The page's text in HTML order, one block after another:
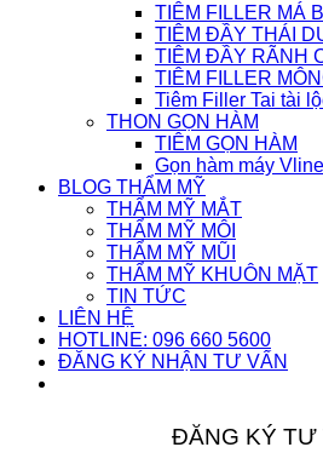
TIÊM FILLER MÁ
TIÊM ĐẦY THÁI
TIÊM ĐẦY RÃNH
TIÊM FILLER
Tiêm Filler Tai tài
THON GỌN HÀM
TIÊM GỌN HÀM
Gọn hàm máy
BLOG THẨM MỸ
THẨM MỸ MẮT
THẨM MỸ MÔI
THẨM MỸ MŨI
THẨM MỸ KHUÔN MẶT
TIN TỨC
LIÊN HỆ
HOTLINE: 096 660 5600
ĐĂNG KÝ NHẬN TƯ VẤN
ĐĂNG KÝ TƯ